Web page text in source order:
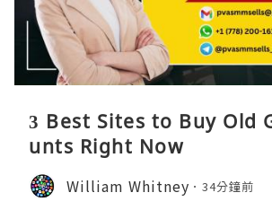
3 Best Sites to Buy Old
unts Right Now
William Whitney 34分鐘前